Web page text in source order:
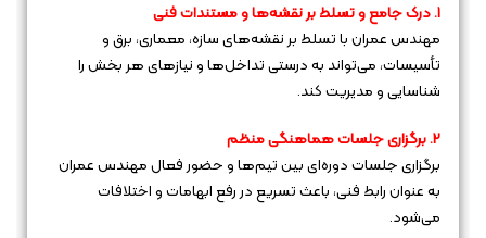
1. درک جامع و تسلط بر نقشه‌ها و مستندات فنی
مهندس عمران با تسلط بر نقشه‌های سازه، معماری، برق و
تأسیسات، می‌تواند به درستی تداخل‌ها و نیازهای هر بخش را
شناسایی و مدیریت کند.
2. برگزاری جلسات هماهنگی منظم
برگزاری جلسات دوره‌ای بین تیم‌ها و حضور فعال مهندس عمران
به عنوان رابط فنی، باعث تسریع در رفع ابهامات و اختلافات
می‌شود.